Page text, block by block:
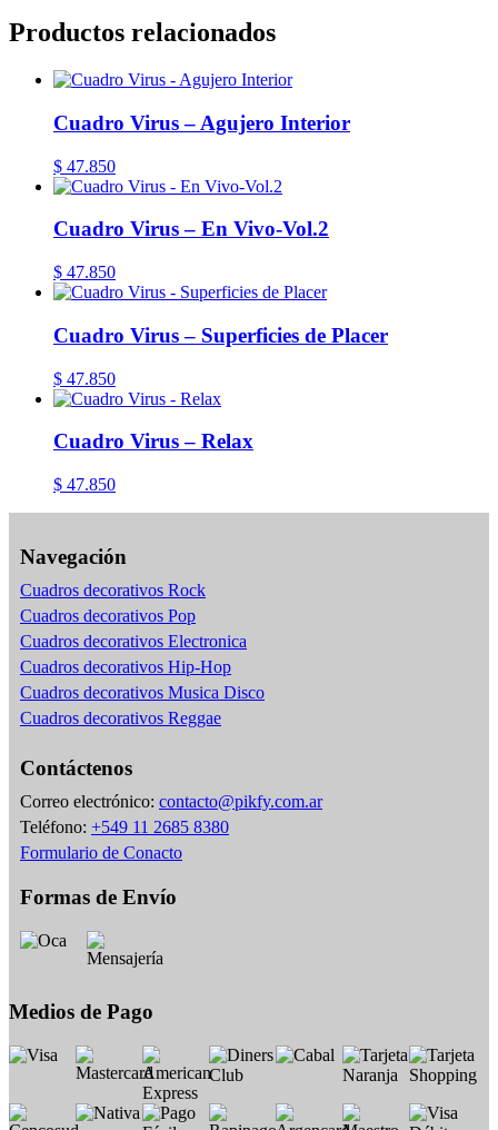
Productos relacionados
Cuadro Virus – Agujero Interior
$ 47.850
Cuadro Virus – En Vivo-Vol.2
$ 47.850
Cuadro Virus – Superficies de Placer
$ 47.850
Cuadro Virus – Relax
$ 47.850
Navegación
Cuadros decorativos Rock
Cuadros decorativos Pop
Cuadros decorativos Electronica
Cuadros decorativos Hip-Hop
Cuadros decorativos Musica Disco
Cuadros decorativos Reggae
Contáctenos
Correo electrónico: contacto@pikfy.com.ar
Teléfono: +549 11 2685 8380
Formulario de Conacto
Formas de Envío
Medios de Pago